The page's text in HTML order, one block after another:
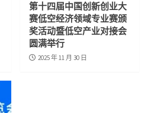
第十四届中国创新创业大
赛低空经济领域专业赛颁
奖活动暨低空产业对接会
圆满举行
2025 年 11 月 30 日